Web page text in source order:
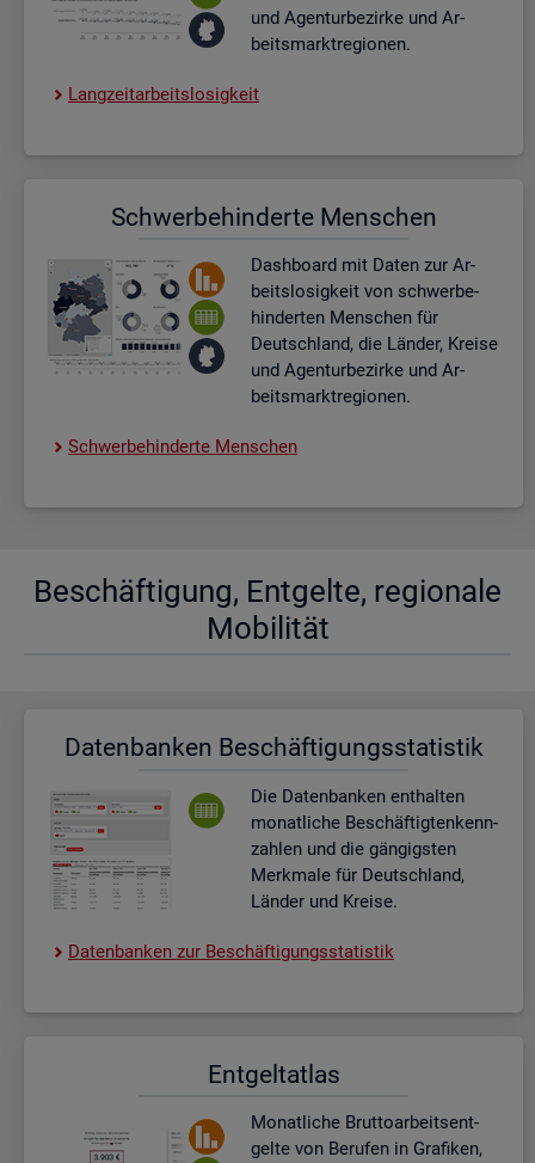
und Agen­tur­be­zir­ke und Ar­
beits­markt­re­gio­nen.
Lang­zeit­ar­beits­lo­sig­keit
Schwer­be­hin­der­te Men­schen
Dash­board mit Daten zur Ar­
beits­lo­sig­keit von schwer­be­
hin­der­ten Men­schen für
Deutsch­land, die Län­der, Krei­se
und Agen­tur­be­zir­ke und Ar­
beits­markt­re­gio­nen.
Schwer­be­hin­der­te Men­schen
Be­schäf­ti­gung, Ent­gel­te, re­gio­na­le
Mo­bi­li­tät
Da­ten­ban­ken Be­schäf­ti­gungs­sta­tis­tik
Die Da­ten­ban­ken ent­hal­ten
mo­nat­li­che Be­schäf­tig­ten­kenn­
zah­len und die gän­gigs­ten
Merk­ma­le für Deutsch­land,
Län­der und Krei­se.
Da­ten­ban­ken zur Be­schäf­ti­gungs­sta­tis­tik
Ent­gel­t­at­las
Mo­nat­li­che Brut­to­ar­beits­ent­
gel­te von Be­ru­fen in Gra­fi­ken,